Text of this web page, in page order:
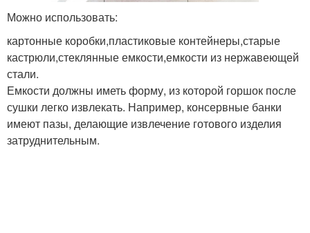
Можно использовать:
картонные коробки,пластиковые контейнеры,старые
кастрюли,стеклянные емкости,емкости из нержавеющей
стали.
Емкости должны иметь форму, из которой горшок после
сушки легко извлекать. Например, консервные банки
имеют пазы, делающие извлечение готового изделия
затруднительным.